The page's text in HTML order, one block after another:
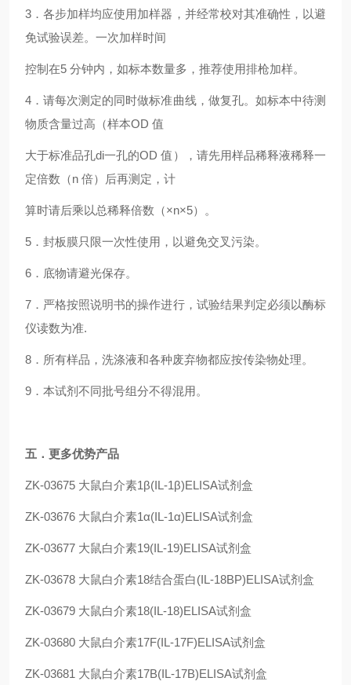
3．各步加样均应使用加样器，并经常校对其准确性，以避
免试验误差。一次加样时间
控制在5 分钟内，如标本数量多，推荐使用排枪加样。
4．请每次测定的同时做标准曲线，做复孔。如标本中待测
物质含量过高（样本OD 值
大于标准品孔di一孔的OD 值），请先用样品稀释液稀释一
定倍数（n 倍）后再测定，计
算时请后乘以总稀释倍数（×n×5）。
5．封板膜只限一次性使用，以避免交叉污染。
6．底物请避光保存。
7．严格按照说明书的操作进行，试验结果判定必须以酶标
仪读数为准.
8．所有样品，洗涤液和各种废弃物都应按传染物处理。
9．本试剂不同批号组分不得混用。
五 ．更多优势产品
ZK-03675 大鼠白介素1β(IL-1β)ELISA试剂盒
ZK-03676 大鼠白介素1α(IL-1α)ELISA试剂盒
ZK-03677 大鼠白介素19(IL-19)ELISA试剂盒
ZK-03678 大鼠白介素18结合蛋白(IL-18BP)ELISA试剂盒
ZK-03679 大鼠白介素18(IL-18)ELISA试剂盒
ZK-03680 大鼠白介素17F(IL-17F)ELISA试剂盒
ZK-03681 大鼠白介素17B(IL-17B)ELISA试剂盒